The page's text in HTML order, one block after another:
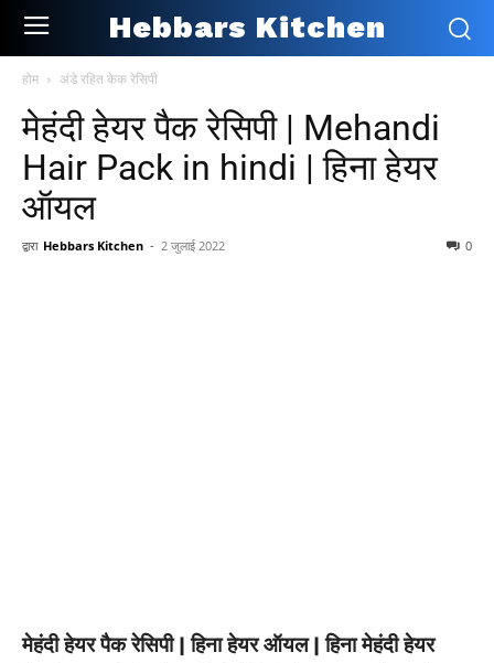
Hebbars Kitchen
होम अंडे रहित केक रेसिपी
मेहंदी हेयर पैक रेसिपी | Mehandi
Hair Pack in hindi | हिना हेयर
ऑयल
द्वारा Hebbars Kitchen - 2 जुलाई 2022 0
मेहंदी हेयर पैक रेसिपी | हिना हेयर ऑयल | हिना मेहंदी हेयर